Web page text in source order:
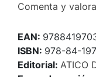
Comenta y
EAN:
ISBN: 978-84-
Editorial: ATICO